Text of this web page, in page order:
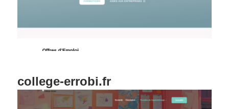
college-errobi.fr